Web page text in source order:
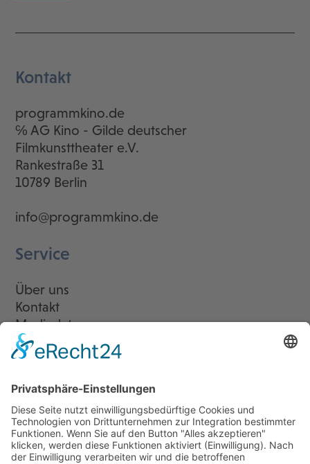
Kontakt
programmkino.de
℅ AG Kino - Gilde deutscher
Filmkunsttheater e.V.
Rankestraße 31
10789 Berlin
info@programmkino.de
Service
Über uns
Kontakt
Mediadaten
Newsletter
LogIn
Legal
Impressum
Datenschutzerklärung